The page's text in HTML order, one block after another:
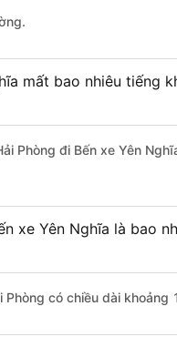
mất bao nhiêu tiếng
Phòng đi Bến xe Yên
xe Yên Nghĩa là bao
có chiều dài khoảng